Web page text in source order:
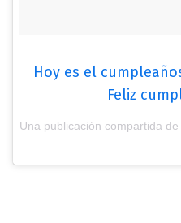
Hoy es el
Feliz
Una publicación compartida de